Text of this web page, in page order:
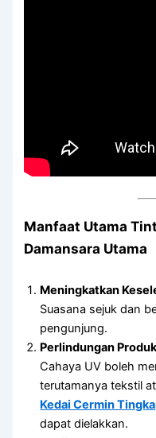
Manfaat Utama
Damansara Utama
Meningkatkan
Suasana sejuk dan
pengunjung.
Perlindungan Produk
Cahaya UV boleh
terutamanya tekstil
Kedai Cermin
dapat dielakkan.